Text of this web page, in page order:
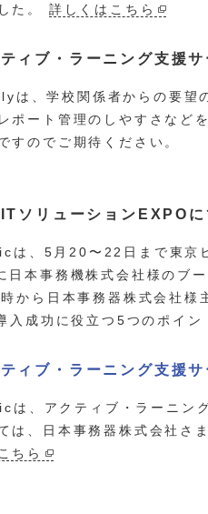
た。 詳しくはこちら
ィブ・ラーニング支援
は、学校関係者からの要望
ポート管理のしやすさなど
すのでご期待ください。
ソリューションEXPO
は、5月20〜22日まで東京
日本事務機株式会社様のブ
から日本事務器株式会社様
入成功に役立つ5つのポイン
ィブ・ラーニング支援
は、アクティブ・ラーニン
は、日本事務器株式会社さ
ちら